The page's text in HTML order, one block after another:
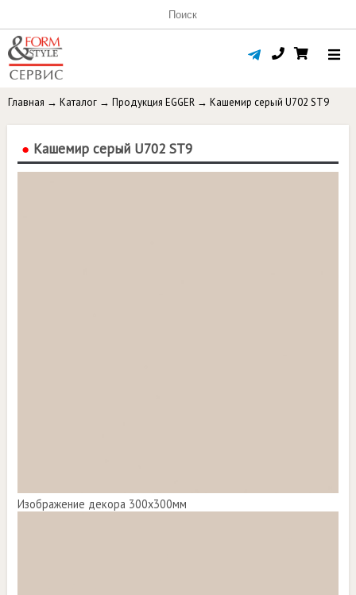
Главная → Каталог → Продукция EGGER → Кашемир серый U702 ST9
● Кашемир серый U702 ST9
Изображение декора 300х300мм